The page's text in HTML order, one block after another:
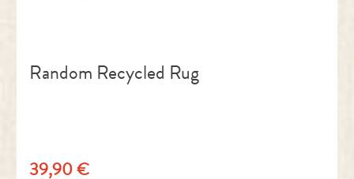
Random Recycled Rug
Regulärer Preis:
39,90 €